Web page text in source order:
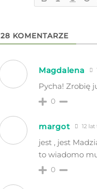
28 KOMENTARZE
Magdalena
Pycha! Zrobię
0
margot 12
jest , jest
to wiadomo
0